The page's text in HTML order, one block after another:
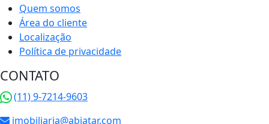
Quem somos
Área do cliente
Localização
Política de privacidade
CONTATO
(11) 9-7214-9603
imobiliaria@abiatar.com